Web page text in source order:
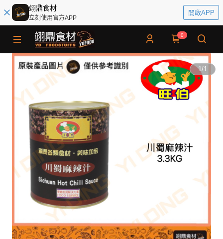
翊鼎食材
立刻使用官方APP
開啟APP
0
1/1